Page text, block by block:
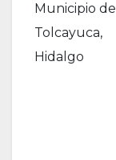
Municipio de
Tolcayuca,
Hidalgo